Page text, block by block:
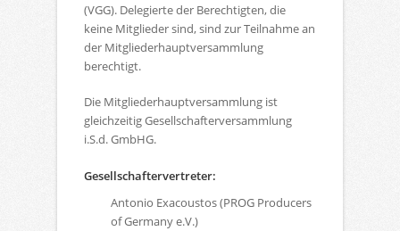
(VGG). Delegierte der Berechtigten, die
keine Mitglieder sind, sind zur Teilnahme an
der Mitgliederhauptversammlung
berechtigt.
Die Mitgliederhauptversammlung ist
gleichzeitig Gesellschafterversammlung
i.S.d. GmbHG.
Gesellschaftervertreter:
Antonio Exacoustos (PROG Producers
of Germany e.V.)